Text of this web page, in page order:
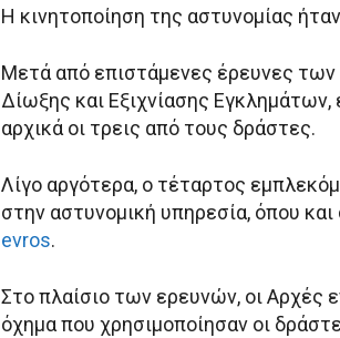
Η κινητοποίηση της αστυνομίας
Μετά από επιστάμενες έρευνες
Δίωξης και Εξιχνίασης
αρχικά οι τρεις από τους δράστες.
Λίγο αργότερα, ο τέταρτος
στην αστυνομική υπηρεσία, όπου
evros.
Στο πλαίσιο των ερευνών, οι Αρχές
όχημα που χρησιμοποίησαν οι